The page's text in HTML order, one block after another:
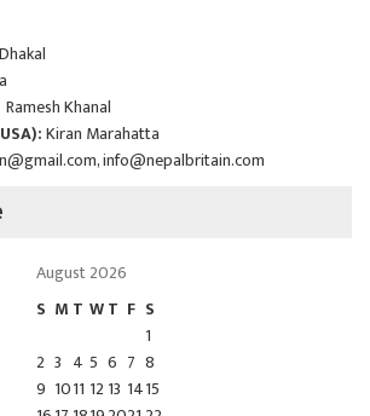
Ramesh Khanal
Kiran Marahatta
,info@nepalbritain.com
August 2026
S M T WT F S
1
2 3 4 5 6 7 8
9 1011 12 13 1415